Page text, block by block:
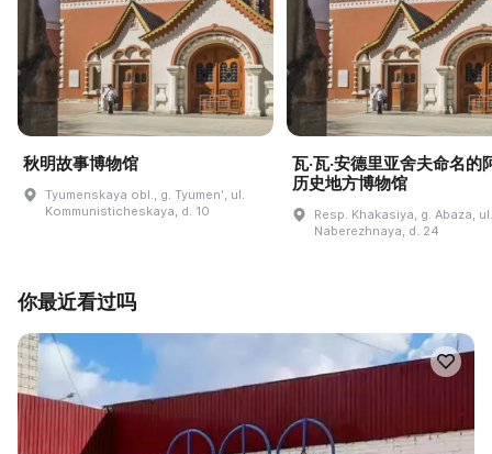
秋明故事博物馆
Tyumenskaya obl., g. Tyumenʹ, ul.
Kommunisticheskaya, d. 10
瓦·瓦·安德里亚舍夫命名的
历史地方博物馆
Resp. Khakasiya, g. Abaza, ul.
Naberezhnaya, d. 24
你最近看过吗